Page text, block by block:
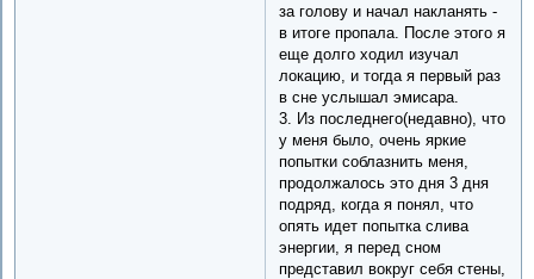
за голову и начал накланять -
в итоге пропала. После этого я
еще долго ходил изучал
локацию, и тогда я первый раз
в сне услышал эмисара.
3. Из последнего(недавно), что
у меня было, очень яркие
попытки соблазнить меня,
продолжалось это дня 3 дня
подряд, когда я понял, что
опять идет попытка слива
энергии, я перед сном
представил вокруг себя стены,